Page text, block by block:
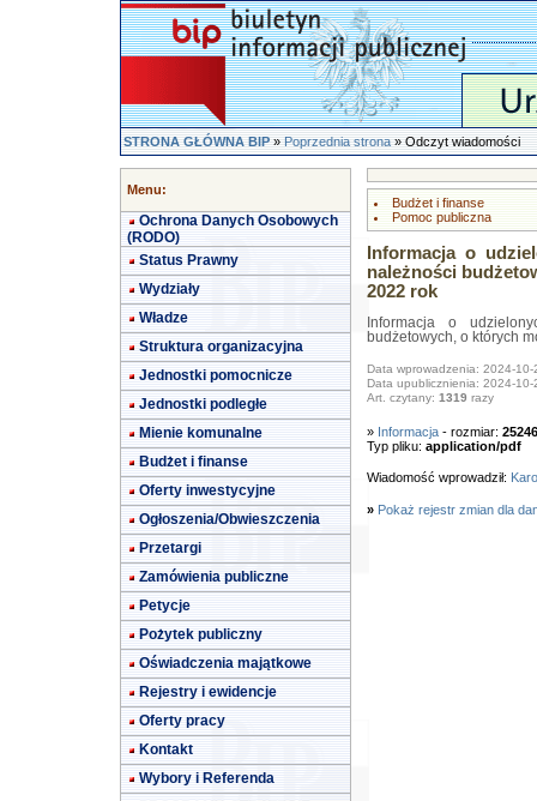
STRONA GŁÓWNA BIP»Poprzednia strona» Odczyt wiadomości
Menu:
Ochrona Danych Osobowych
(RODO)
Status Prawny
Wydziały
Władze
Struktura organizacyjna
Jednostki pomocnicze
Jednostki podległe
Mienie komunalne
Budżet i finanse
Oferty inwestycyjne
Ogłoszenia/Obwieszczenia
Przetargi
Zamówienia publiczne
Petycje
Pożytek publiczny
Oświadczenia majątkowe
Rejestry i ewidencje
Oferty pracy
Kontakt
Wybory i Referenda
Budżet i finanse
Pomoc publiczna
Informacja o
należności
2022 rok
Informacja o
budżetowych, o których
Data wprowadzenia: 2024-10-
Data upublicznienia: 2024-10-
Art. czytany: 1319 razy
» Informacja - rozmiar:
Typ pliku: application/pdf
Wiadomość wprowadził:
» Pokaż rejestr zmian dla